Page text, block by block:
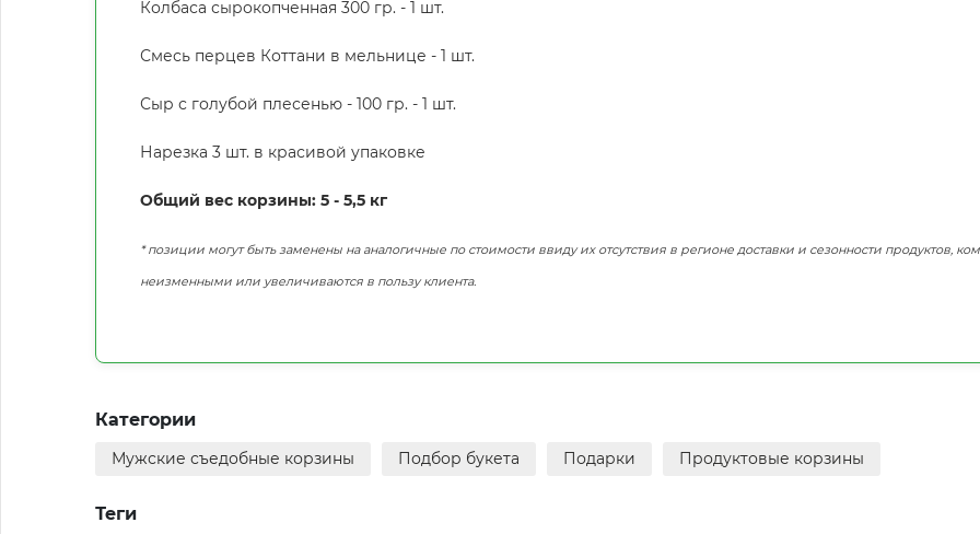
Колбаса сырокопченная 300 гр. - 1 шт.
Смесь перцев Коттани в мельнице - 1 шт.
Сыр с голубой плесенью - 100 гр. - 1 шт.
Нарезка 3 шт. в красивой упаковке
Общий вес корзины: 5 - 5,5 кг
* позиции могут быть заменены на аналогичные по стоимости ввиду их отсутствия в регионе доставки и сезонности продуктов,
неизменными или увеличиваются в пользу клиента.
Категории
Мужские съедобные корзины Подбор букета Подарки Продуктовые корзины
Теги